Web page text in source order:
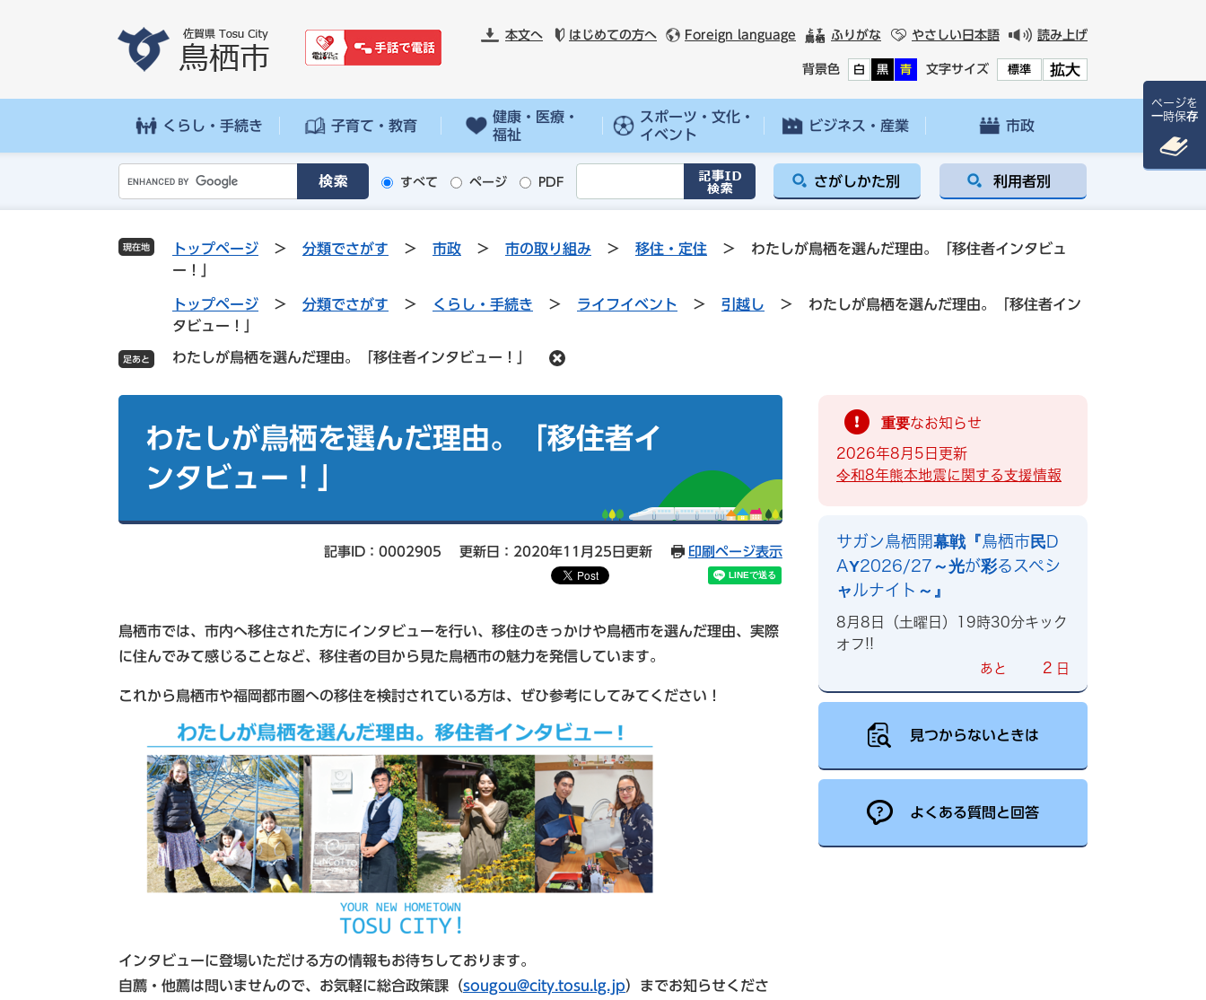
先
を
本文へ はじめての方へ Foreign language ふりがな やさしい日本語 読み上げ
背景色 白 黒 青 文字サイズ 標準 拡大
くらし・手続き 子育て・教育
健康・医療・
福祉
スポーツ・文化・
イベント
ビジネス・産業 市政
o
g
l
ム
すべて ページ PDF さがしかた別 利用者別
現在地 トップページ > 分類でさがす > 市政 > 市の取り組み > 移住・定住 >
わたしが鳥栖を選んだ理由。「移住者インタビュ
ー！」
トップページ > 分類でさがす > くらし・手続き > ライフイベント > 引越し >
わたしが鳥栖を選んだ理由。「移住者イン
タビュー！」
わたしが鳥栖を選んだ理由。「移住者インタビュー！」
わたしが鳥栖を選んだ理由。「移住者イ
ンタビュー！」
記事ID：0002905 更新日：2020年11月25日更新 印刷ページ表示
鳥栖市では、市内へ移住された方にインタビューを行い、移住のきっかけや鳥栖市を選んだ理由、実際
に住んでみて感じることなど、移住者の目から見た鳥栖市の魅力を発信しています。
これから鳥栖市や福岡都市圏への移住を検討されている方は、ぜひ参考にしてみてください！
インタビューに登場いただける方の情報もお待ちしております。
自薦・他薦は問いませんので、お気軽に総合政策課（sougou@city.tosu.lg.jp）までお知らせくださ
重要なお知らせ
2026年8月5日更新
令和8年熊本地震に関する支援情報
サガン鳥栖開幕戦『鳥栖市民D
AY2026/27～光が彩るスペシ
ャルナイト～』
8月8日（土曜日）19時30分キック
オフ!!
あと 2 日
見つからないときは
よくある質問と回答
ページを
一時保存